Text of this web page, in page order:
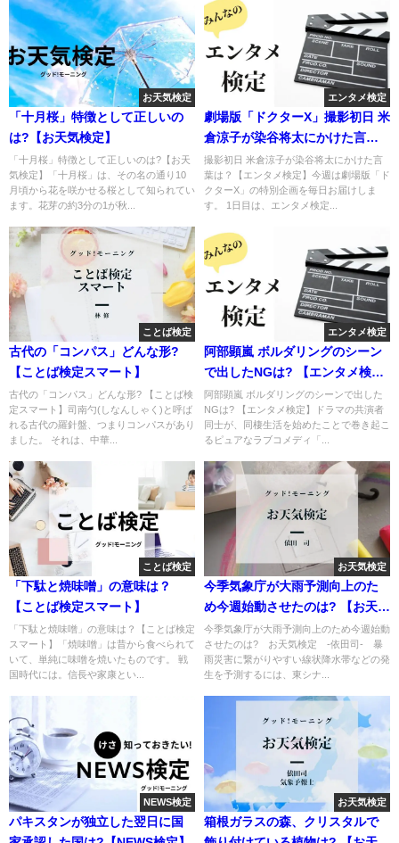
お天気検定
「十月桜」特徴として正しいの
は?【お天気検定】
「十月桜」特徴として正しいのは?【お天
気検定】「十月桜」は、その名の通り10
月頃から花を咲かせる桜として知られてい
ます。花芽の約3分の1が秋...
エンタメ検定
劇場版「ドクターX」撮影初日 米
倉涼子が染谷将太にかけた言葉
は？【エンタメ検定】
撮影初日 米倉涼子が染谷将太にかけた言
葉は？【エンタメ検定】今週は劇場版「ド
クターX」の特別企画を毎日お届けしま
す。 1日目は、エンタメ検定...
ことば検定
古代の「コンパス」どんな形?
【ことば検定スマート】
古代の「コンパス」どんな形? 【ことば検
定スマート】司南勺(しなんしゃく)と呼ば
れる古代の羅針盤、つまりコンパスがあり
ました。 それは、中華...
エンタメ検定
阿部顕嵐 ボルダリングのシーン
で出したNGは? 【エンタメ検
定】
阿部顕嵐 ボルダリングのシーンで出した
NGは? 【エンタメ検定】ドラマの共演者
同士が、同棲生活を始めたことで巻き起こ
るピュアなラブコメディ「...
ことば検定
「下駄と焼味噌」の意味は？
【ことば検定スマート】
「下駄と焼味噌」の意味は？【ことば検定
スマート】「焼味噌」は昔から食べられて
いて、単純に味噌を焼いたものです。 戦
国時代には。信長や家康とい...
お天気検定
今季気象庁が大雨予測向上のた
め今週始動させたのは? 【お天気
検定】
今季気象庁が大雨予測向上のため今週始動
させたのは? お天気検定 -依田司- 暴
雨災害に繋がりやすい線状降水帯などの発
生を予測するには、東シナ...
NEWS検定
パキスタンが独立した翌日に国
お天気検定
箱根ガラスの森、クリスタルで